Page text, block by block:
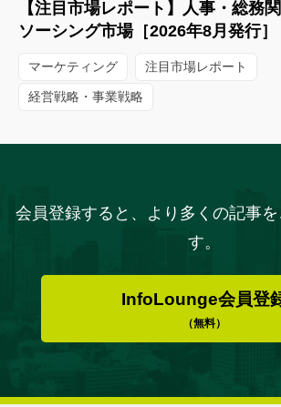
【注目市場レポート】人事・総務
ソーシング市場［2026年8月発行］
マーケティング 注目市場レポート
経営戦略・事業戦略
会員登録すると、より多くの記事
す。
InfoLounge会員登
（無料）